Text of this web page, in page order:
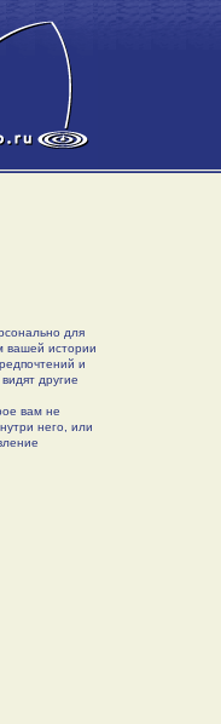
для
вашей истории
и
другие
вам не
него, или